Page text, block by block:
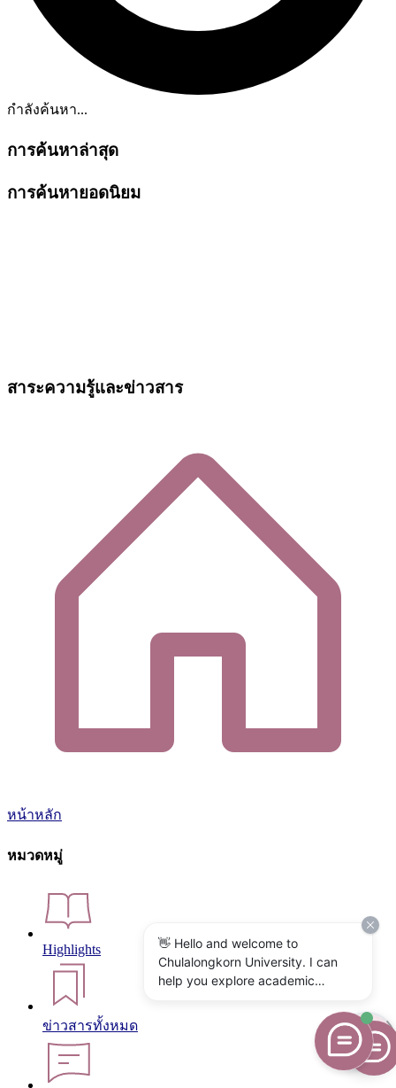
กำลังค้นหา...
การค้นหาล่าสุด
การค้นหายอดนิยม
สาระความรู้และข่าวสาร
หน้าหลัก
หมวดหมู่
Highlights
ข่าวสารทั้งหมด
👋 Hello and welcome to
Chulalongkorn University. I can
help you explore academic